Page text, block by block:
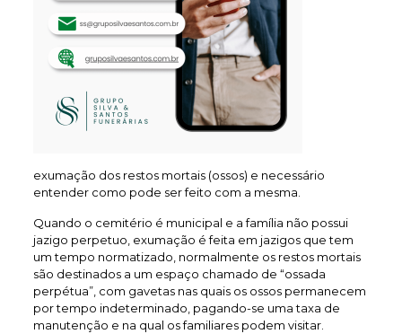
exumação dos restos mortais (ossos) e necessário
entender como pode ser feito com a mesma.
Quando o cemitério é municipal e a família não possui
jazigo perpetuo, exumação é feita em jazigos que tem
um tempo normatizado, normalmente os restos mortais
são destinados a um espaço chamado de “ossada
perpétua”, com gavetas nas quais os ossos permanecem
por tempo indeterminado, pagando-se uma taxa de
manutenção e na qual os familiares podem visitar.